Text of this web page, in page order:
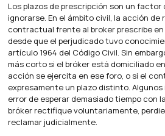
Los plazos de prescripción son un
ignorarse. En el ámbito civil, la acción de
contractual frente al broker prescribe
desde que el perjudicado tuvo
artículo 1964 del Código Civil. Sin
más corto si el bróker está domiciliado
acción se ejercita en ese foro, o si el
expresamente un plazo distinto.
error de esperar demasiado tiempo con
bróker rectifique voluntariamente,
reclamar judicialmente.